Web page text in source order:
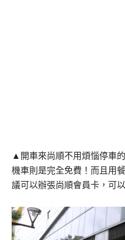
▲開車來尚順不用煩惱停車
機車則是完全免費！而且用
議可以辦張尚順會員卡，可